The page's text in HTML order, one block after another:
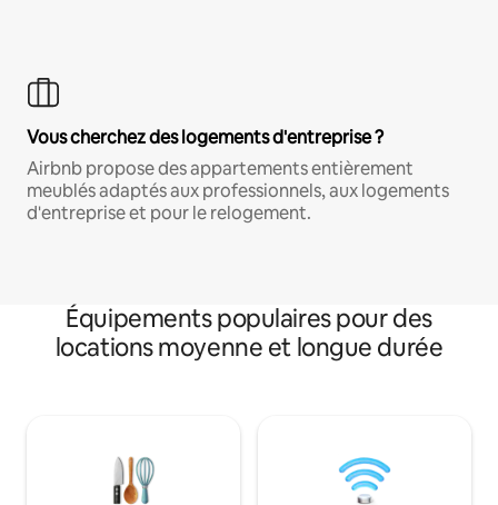
Vous cherchez des logements d'entreprise ?
Airbnb propose des appartements entièrement
meublés adaptés aux professionnels, aux logements
d'entreprise et pour le relogement.
Équipements populaires pour des
locations moyenne et longue durée